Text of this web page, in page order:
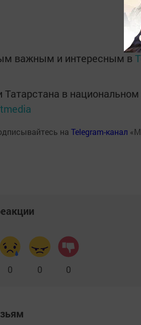
важным и интересным в
Татарстана в
на Telegram-канал
0 0 0